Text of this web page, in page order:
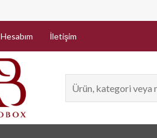
Nakit /
Hesabım İletişim